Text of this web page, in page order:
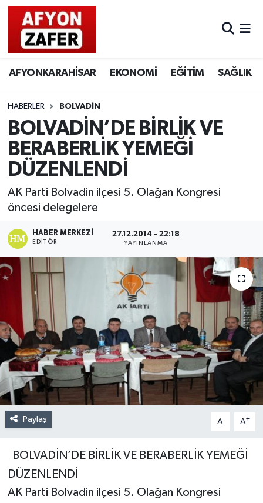
AFYONKARAHİSAR EKONOMİ EĞİTİM SAĞLIK
HABERLER BOLVADİN
BOLVADİN’DE BİRLİK VE
BERABERLİK YEMEĞİ
DÜZENLENDİ
AK Parti Bolvadin ilçesi 5. Olağan Kongresi
öncesi delegelere
HABER MERKEZI
EDITÖR
27.12.2014 - 22:18
YAYINLANMA
Paylaş A- A+
BOLVADİN’DE BİRLİK VE BERABERLİK YEMEĞİ
DÜZENLENDİ
AK Parti Bolvadin ilçesi 5. Olağan Kongresi